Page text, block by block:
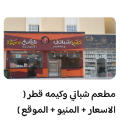
مطعم شباتي وكيمه قطر (
الاسعار + المنيو + الموقع )